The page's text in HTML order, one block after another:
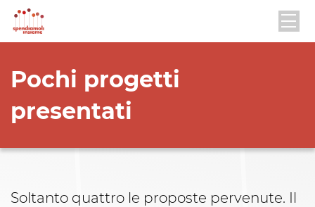
Pochi progetti
presentati
Soltanto quattro le proposte pervenute. Il